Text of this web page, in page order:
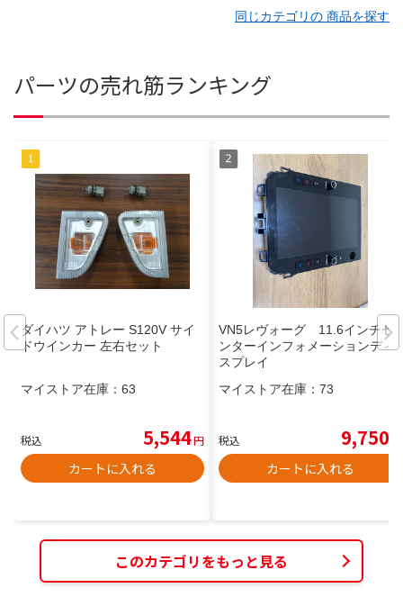
同じカテゴリの 商品を探す
パーツの売れ筋ランキング
ダイハツ アトレー S120V サイ
ドウインカー 左右セット
マイストア在庫： 63
税込 5,544円
カートに入れる
VN5レヴォーグ 11.6インチセ
ンターインフォメーションディ
スプレイ
マイストア在庫： 73
税込 9,750
カートに入れる
このカテゴリをもっと見る